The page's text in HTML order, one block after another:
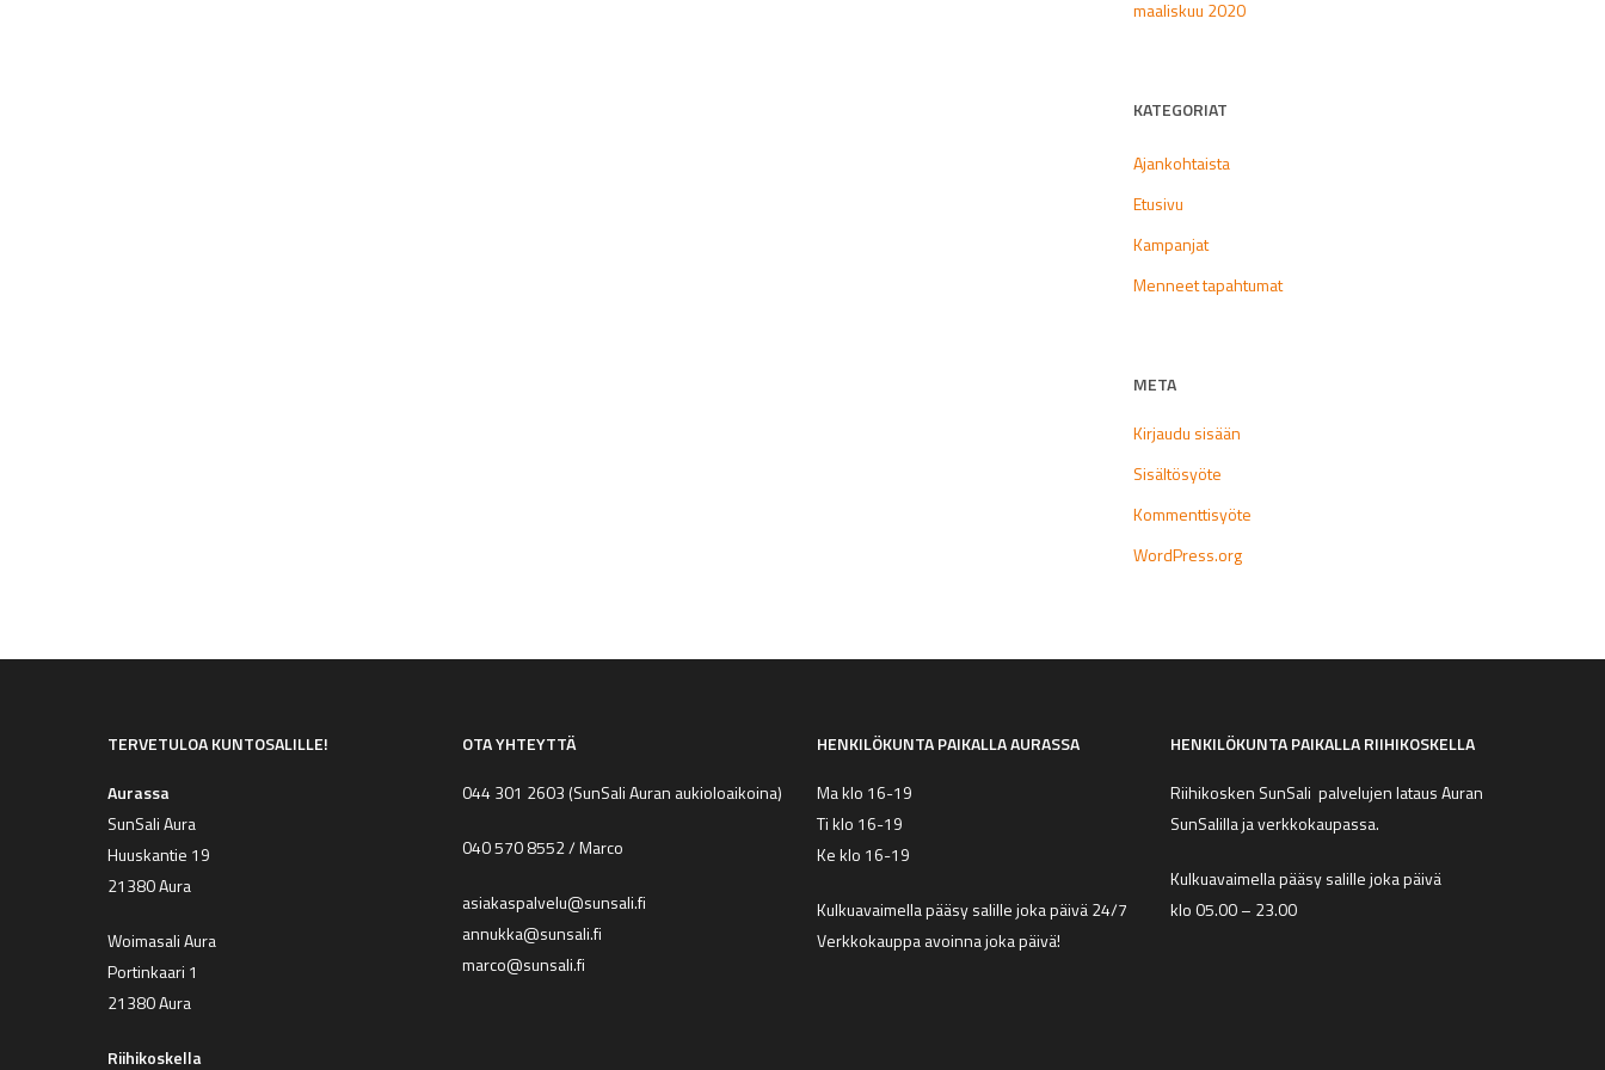
maaliskuu 2020
KATEGORIAT
Ajankohtaista
Etusivu
Kampanjat
Menneet tapahtumat
META
Kirjaudu sisään
Sisältösyöte
Kommenttisyöte
WordPress.org
TERVETULOA KUNTOSALILLE!
Aurassa
SunSali Aura
Huuskantie 19
21380 Aura
Woimasali Aura
Portinkaari 1
21380 Aura
Riihikoskella
OTA YHTEYTTÄ
044 301 2603 (SunSali Auran aukioloaikoina)
040 570 8552/ Marco
asiakaspalvelu@sunsali.fi
annukka@sunsali.fi
marco@sunsali.fi
HENKILÖKUNTA PAIKALLA AURASSA
Ma klo 16-19
Ti klo 16-19
Ke klo 16-19
Kulkuavaimella pääsy salille joka päivä 24/7
Verkkokauppa avoinna joka päivä!
HENKILÖKUNTA PAIKALLA RIIHIKOSKELLA
Riihikosken SunSali palvelujen lataus Auran
SunSalilla ja verkkokaupassa.
Kulkuavaimella pääsy salille joka päivä
klo 05.00 – 23.00